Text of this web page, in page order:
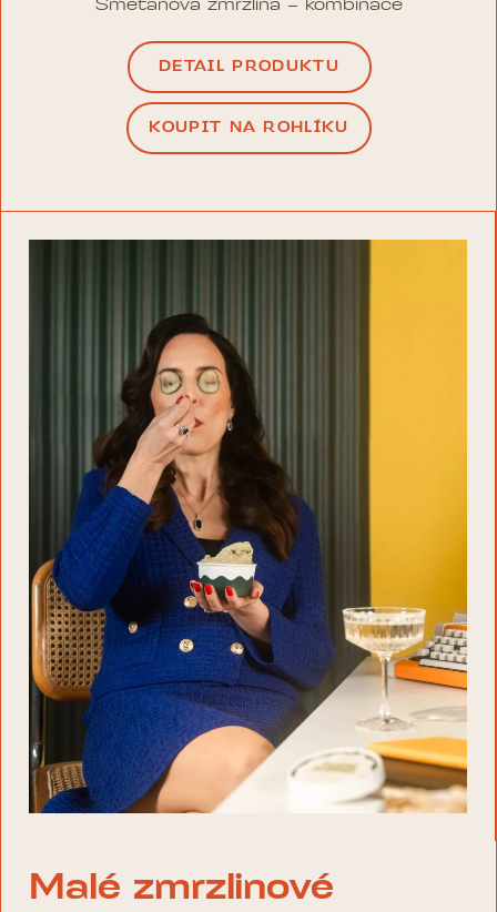
Smetanová zmrzlina – kombinace
DETAIL PRODUKTU
KOUPIT NA ROHLÍKU
Malé zmrzlinové